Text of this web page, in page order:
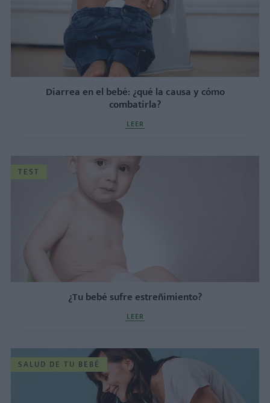
Diarrea en el bebé: ¿qué la causa y cómo
combatirla?
LEER
TEST
¿Tu bebé sufre estreñimiento?
LEER
SALUD DE TU BEBÉ